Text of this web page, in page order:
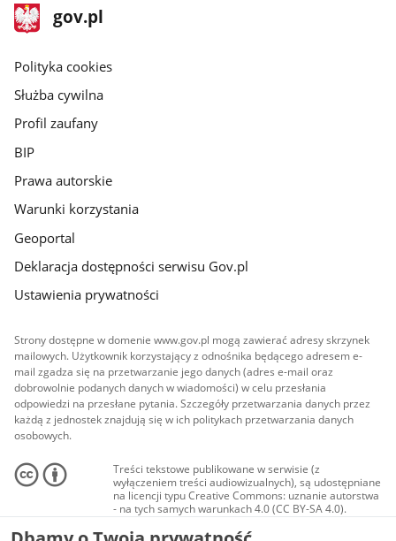
stopka
gov.pl
Strona
gov.pl
gov.pl
Polityka cookies
Służba cywilna
Profil zaufany
BIP
Prawa autorskie
Warunki korzystania
Geoportal
Deklaracja dostępności serwisu Gov.pl
Ustawienia prywatności
Strony dostępne w domenie www.gov.pl mogą zawierać adresy skrzynek
mailowych. Użytkownik korzystający z odnośnika będącego adresem e-
mail zgadza się na przetwarzanie jego danych (adres e-mail oraz
dobrowolnie podanych danych w wiadomości) w celu przesłania
odpowiedzi na przesłane pytania. Szczegóły przetwarzania danych przez
każdą z jednostek znajdują się w ich politykach przetwarzania danych
osobowych.
Treści tekstowe publikowane w serwisie (z
wyłączeniem treści audiowizualnych), są udostępniane
na licencji typu Creative Commons: uznanie autorstwa
- na tych samych warunkach 4.0 (CC BY-SA 4.0).
Materiały audiowizualne, w tym zdjęcia, materiały
audio i wideo, są udostępniane na licencji typu